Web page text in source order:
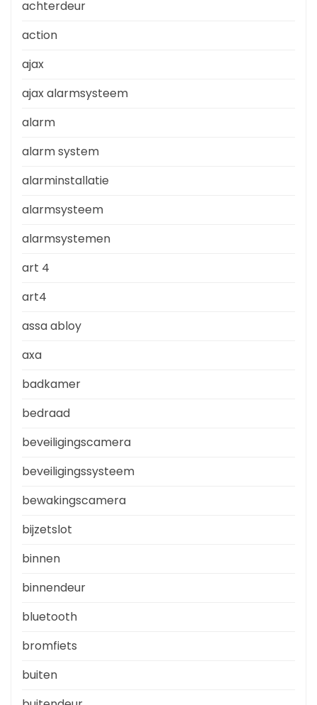
achterdeur
action
ajax
ajax alarmsysteem
alarm
alarm system
alarminstallatie
alarmsysteem
alarmsystemen
art 4
art4
assa abloy
axa
badkamer
bedraad
beveiligingscamera
beveiligingssysteem
bewakingscamera
bijzetslot
binnen
binnendeur
bluetooth
bromfiets
buiten